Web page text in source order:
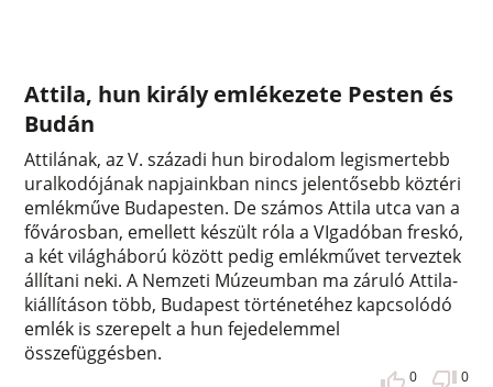
Attila, hun király emlékezete Pesten és
Budán
Attilának, az V. századi hun birodalom legismertebb
uralkodójának napjainkban nincs jelentősebb köztéri
emlékműve Budapesten. De számos Attila utca van a
fővárosban, emellett készült róla a VIgadóban freskó,
a két világháború között pedig emlékművet terveztek
állítani neki. A Nemzeti Múzeumban ma záruló Attila-
kiállításon több, Budapest történetéhez kapcsolódó
emlék is szerepelt a hun fejedelemmel
összefüggésben.
0 0